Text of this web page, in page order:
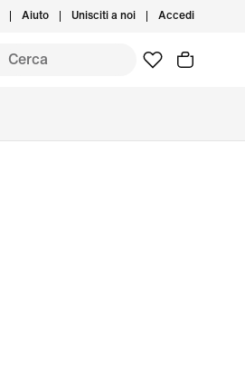
Aiuto Unisciti a noi Accedi